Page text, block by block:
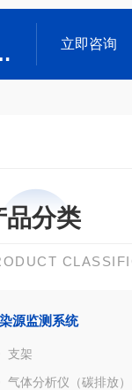
80960032 立即咨询
品分类
源监测系统
支架
气体分析仪（碳排放）